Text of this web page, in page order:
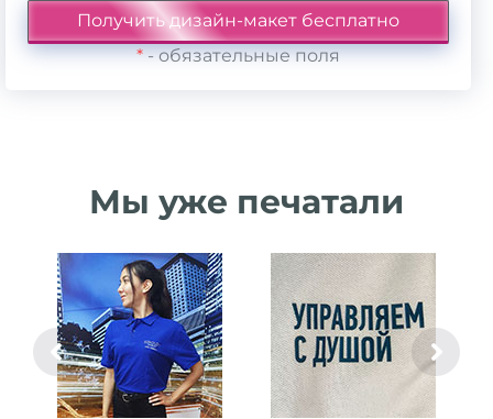
*- обязательные поля
Мы уже печатали